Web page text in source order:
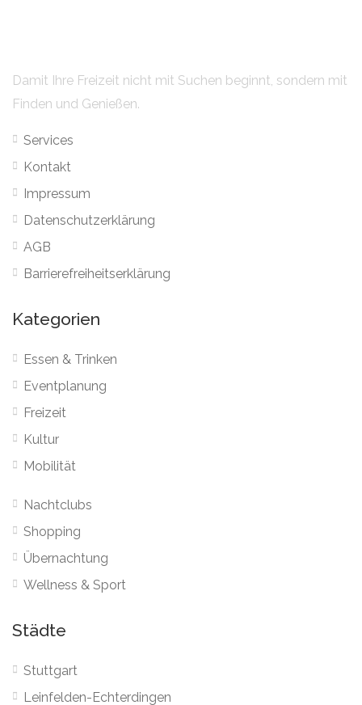
Damit Ihre Freizeit nicht mit Suchen beginnt, sondern mit
Finden und Genießen.
Services
Kontakt
Impressum
Datenschutzerklärung
AGB
Barrierefreiheitserklärung
Kategorien
Essen & Trinken
Eventplanung
Freizeit
Kultur
Mobilität
Nachtclubs
Shopping
Übernachtung
Wellness & Sport
Städte
Stuttgart
Leinfelden-Echterdingen